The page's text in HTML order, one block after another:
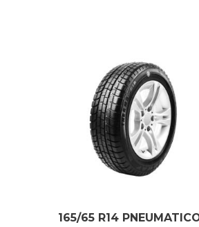
165/65 R14